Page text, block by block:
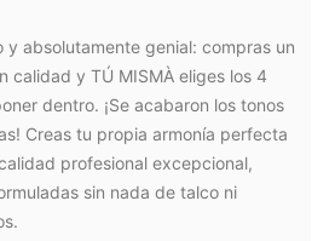
y absolutamente genial: compras un
calidad y TÚ MISMÀ eliges los 4
dentro. ¡Se acabaron los tonos
Creas tu propia armonía perfecta
profesional excepcional,
sin nada de talco ni